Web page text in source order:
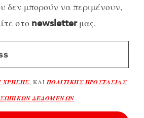
δεν μπορούν να περιμένουν,
στο newsletterμας.
ΧΡΗΣΗΣ, ΚΑΙΠΟΛΙΤΙΚΗΣ ΠΡΟΣΤΑΣΙΑΣ
ΔΕΔΟΜΕΝΩΝ